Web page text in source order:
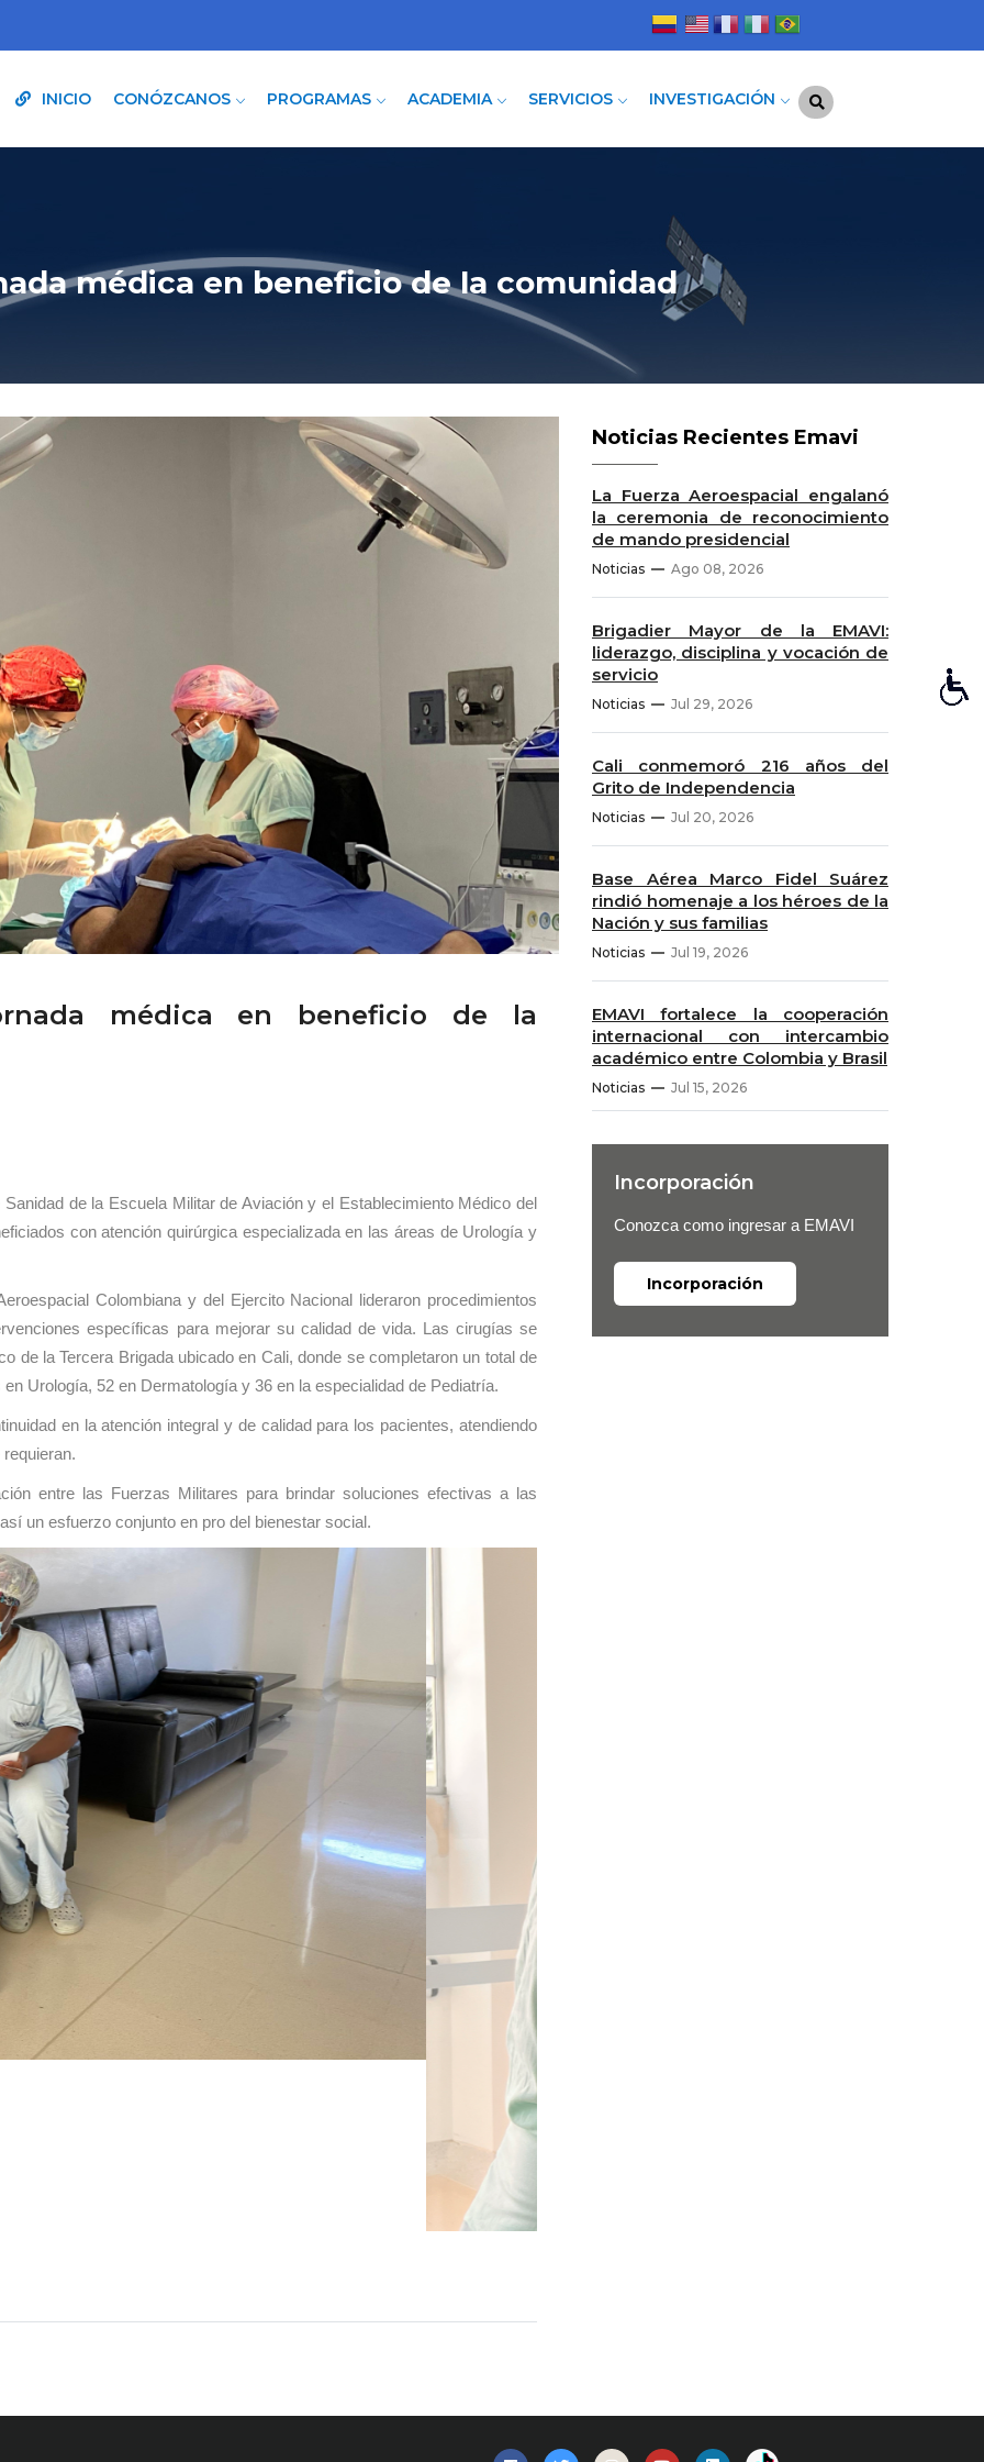
INICIO CONÓZCANOS PROGRAMAS ACADEMIA SERVICIOS INVESTIGACIÓN
médica en beneficio de la comunidad
médica en beneficio de la
de la Escuela Militar de Aviación y el Establecimiento Médico del
con atención quirúrgica especializada en las áreas de Urología y
Colombiana y del Ejercito Nacional lideraron procedimientos
específicas para mejorar su calidad de vida. Las cirugías se
de la Tercera Brigada ubicado en Cali, donde se completaron un total de
Urología, 52 en Dermatología y 36 en la especialidad de Pediatría.
en la atención integral y de calidad para los pacientes, atendiendo
entre las Fuerzas Militares para brindar soluciones efectivas a las
un esfuerzo conjunto en pro del bienestar social.
Noticias Recientes Emavi
La Fuerza Aeroespacial engalanó
la ceremonia de reconocimiento
de mando presidencial
Noticias Ago 08, 2026
Brigadier Mayor de la EMAVI:
liderazgo, disciplina y vocación de
servicio
Noticias Jul 29, 2026
Cali conmemoró 216 años del
Grito de Independencia
Noticias Jul 20, 2026
Base Aérea Marco Fidel Suárez
rindió homenaje a los héroes de la
Nación y sus familias
Noticias Jul 19, 2026
EMAVI fortalece la cooperación
internacional con intercambio
académico entre Colombia y Brasil
Noticias Jul 15, 2026
Incorporación
Conozca como ingresar a EMAVI
Incorporación